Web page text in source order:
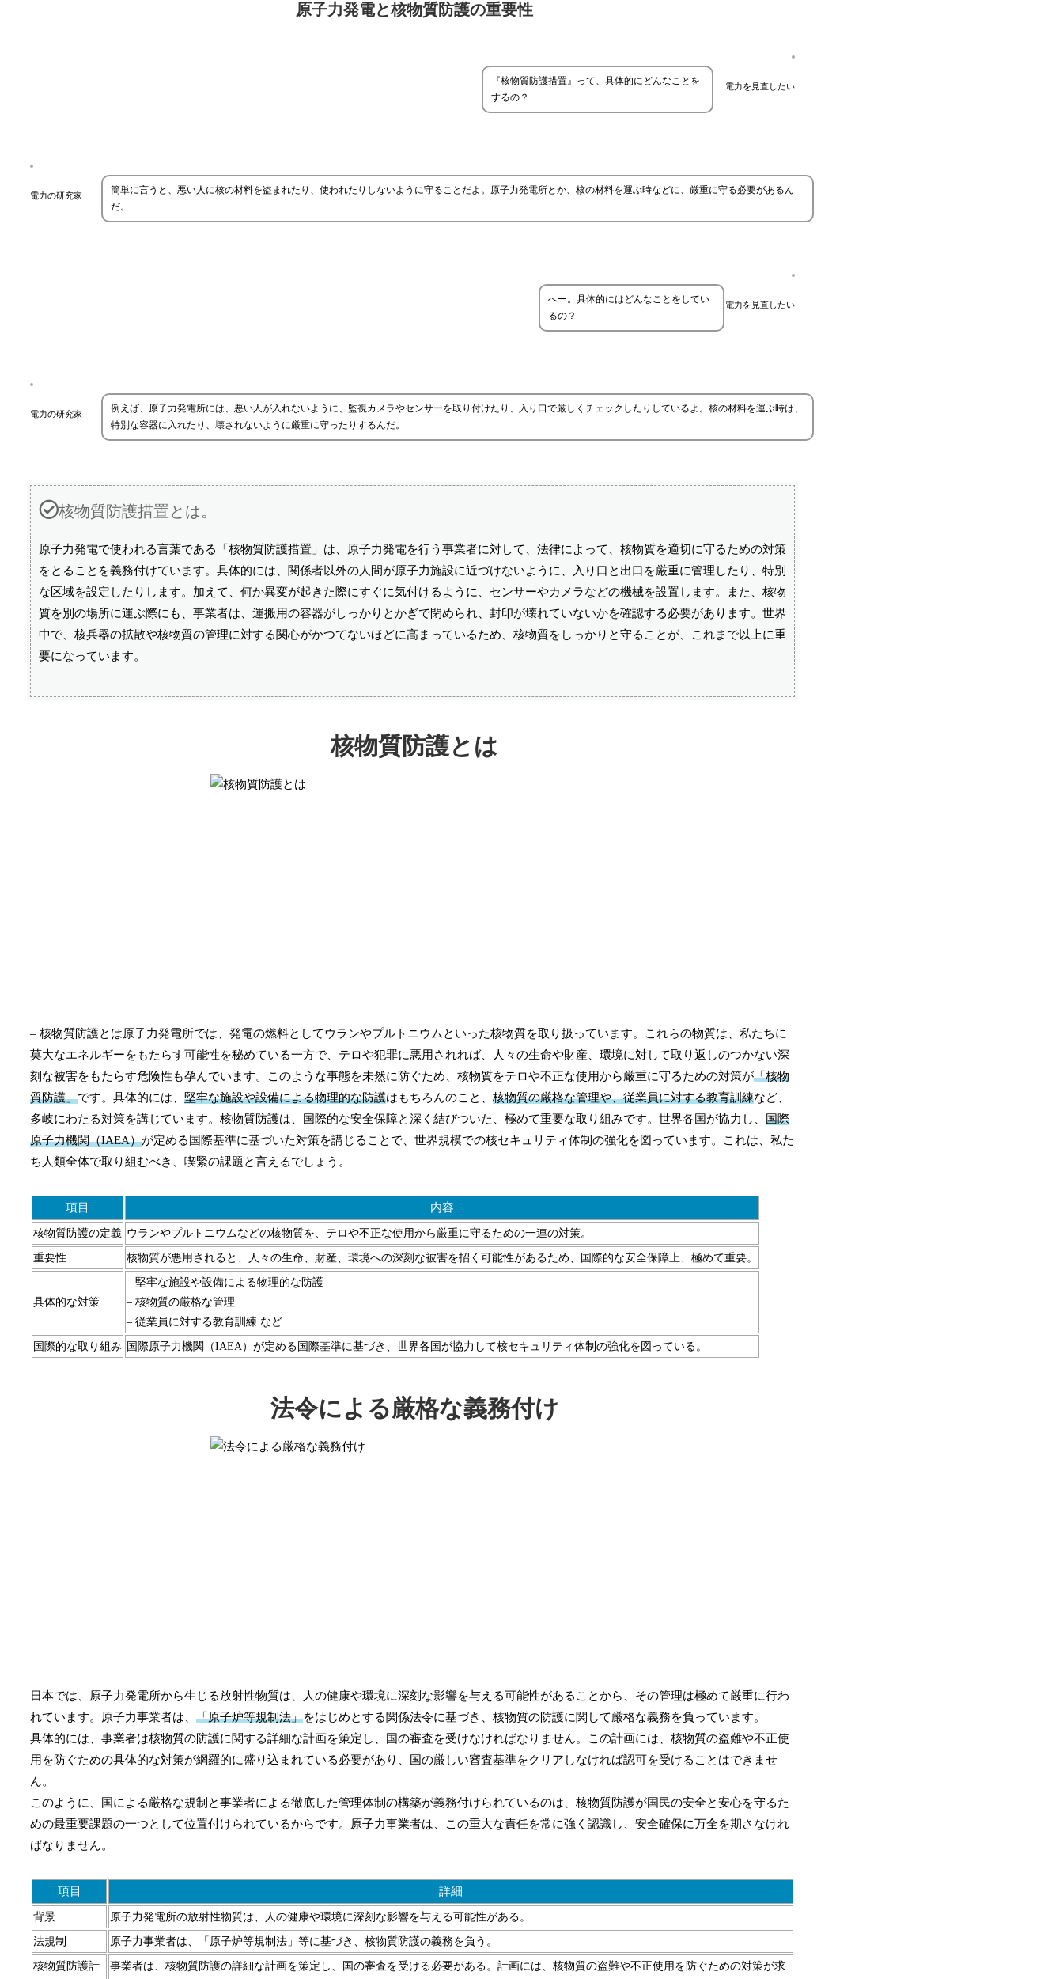
原子力発電と核物質防護の重要性
電力を見直したい
『核物質防護措置』って、具体的にどんなことを
するの？
電力の研究家
簡単に言うと、悪い人に核の材料を盗まれたり、使われたりしないように守ることだよ。原子力発電所とか、核の材料を運ぶ時などに、厳重に守る必要があるん
だ。
電力を見直したい
へー。具体的にはどんなことをしてい
るの？
電力の研究家
例えば、原子力発電所には、悪い人が入れないように、監視カメラやセンサーを取り付けたり、入り口で厳しくチェックしたりしているよ。核の材料を運ぶ時は、
特別な容器に入れたり、壊されないように厳重に守ったりするんだ。
核物質防護措置とは。
原子力発電で使われる言葉である「核物質防護措置」は、原子力発電を行う事業者に対して、法律によって、核物質を適切に守るための対策
をとることを義務付けています。具体的には、関係者以外の人間が原子力施設に近づけないように、入り口と出口を厳重に管理したり、特別
な区域を設定したりします。加えて、何か異変が起きた際にすぐに気付けるように、センサーやカメラなどの機械を設置します。また、核物
質を別の場所に運ぶ際にも、事業者は、運搬用の容器がしっかりとかぎで閉められ、封印が壊れていないかを確認する必要があります。世界
中で、核兵器の拡散や核物質の管理に対する関心がかつてないほどに高まっているため、核物質をしっかりと守ることが、これまで以上に重
要になっています。
核物質防護とは
– 核物質防護とは原子力発電所では、発電の燃料としてウランやプルトニウムといった核物質を取り扱っています。これらの物質は、私たちに
莫大なエネルギーをもたらす可能性を秘めている一方で、テロや犯罪に悪用されれば、人々の生命や財産、環境に対して取り返しのつかない深
刻な被害をもたらす危険性も孕んでいます。このような事態を未然に防ぐため、核物質をテロや不正な使用から厳重に守るための対策が「核物
質防護」です。具体的には、 堅牢な施設や設備による物理的な防護はもちろんのこと、 核物質の厳格な管理や、従業員に対する教育訓練など、
多岐にわたる対策を講じています。核物質防護は、国際的な安全保障と深く結びついた、極めて重要な取り組みです。世界各国が協力し、 国際
原子力機関（IAEA）が定める国際基準に基づいた対策を講じることで、世界規模での核セキュリティ体制の強化を図っています。これは、私た
ち人類全体で取り組むべき、喫緊の課題と言えるでしょう。
項目 内容
核物質防護の定義 ウランやプルトニウムなどの核物質を、テロや不正な使用から厳重に守るための一連の対策。
重要性 核物質が悪用されると、人々の生命、財産、環境への深刻な被害を招く可能性があるため、国際的な安全保障上、極めて重要。
具体的な対策
– 堅牢な施設や設備による物理的な防護
– 核物質の厳格な管理
– 従業員に対する教育訓練 など
国際的な取り組み 国際原子力機関（IAEA）が定める国際基準に基づき、世界各国が協力して核セキュリティ体制の強化を図っている。
法令による厳格な義務付け
日本では、原子力発電所から生じる放射性物質は、人の健康や環境に深刻な影響を与える可能性があることから、その管理は極めて厳重に行わ
れています。原子力事業者は、 「原子炉等規制法」をはじめとする関係法令に基づき、核物質の防護に関して厳格な義務を負っています。
具体的には、事業者は核物質の防護に関する詳細な計画を策定し、国の審査を受けなければなりません。この計画には、核物質の盗難や不正使
用を防ぐための具体的な対策が網羅的に盛り込まれている必要があり、国の厳しい審査基準をクリアしなければ認可を受けることはできませ
ん。
このように、国による厳格な規制と事業者による徹底した管理体制の構築が義務付けられているのは、核物質防護が国民の安全と安心を守るた
めの最重要課題の一つとして位置付けられているからです。原子力事業者は、この重大な責任を常に強く認識し、安全確保に万全を期さなけれ
ばなりません。
項目 詳細
背景 原子力発電所の放射性物質は、人の健康や環境に深刻な影響を与える可能性がある。
法規制 原子力事業者は、「原子炉等規制法」等に基づき、核物質防護の義務を負う。
核物質防護計 事業者は、核物質防護の詳細な計画を策定し、国の審査を受ける必要がある。計画には、核物質の盗難や不正使用を防ぐための対策が求